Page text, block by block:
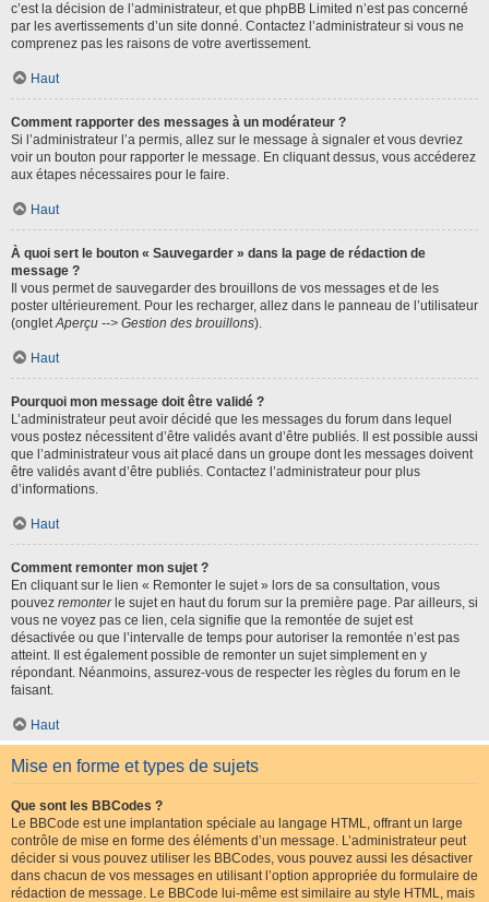
c’est la décision de l’administrateur, et que phpBB Limited n’est pas concerné
par les avertissements d’un site donné. Contactez l’administrateur si vous ne
comprenez pas les raisons de votre avertissement.
Haut
Comment rapporter des messages à un modérateur ?
Si l’administrateur l’a permis, allez sur le message à signaler et vous devriez
voir un bouton pour rapporter le message. En cliquant dessus, vous accéderez
aux étapes nécessaires pour le faire.
Haut
À quoi sert le bouton « Sauvegarder » dans la page de rédaction de
message ?
Il vous permet de sauvegarder des brouillons de vos messages et de les
poster ultérieurement. Pour les recharger, allez dans le panneau de l’utilisateur
(ongletAperçu --> Gestion des brouillons).
Haut
Pourquoi mon message doit être validé ?
L’administrateur peut avoir décidé que les messages du forum dans lequel
vous postez nécessitent d’être validés avant d’être publiés. Il est possible aussi
que l’administrateur vous ait placé dans un groupe dont les messages doivent
être validés avant d’être publiés. Contactez l’administrateur pour plus
d’informations.
Haut
Comment remonter mon sujet ?
En cliquant sur le lien « Remonter le sujet » lors de sa consultation, vous
pouvez remonterle sujet en haut du forum sur la première page. Par ailleurs, si
vous ne voyez pas ce lien, cela signifie que la remontée de sujet est
désactivée ou que l’intervalle de temps pour autoriser la remontée n’est pas
atteint. Il est également possible de remonter un sujet simplement en y
répondant. Néanmoins, assurez-vous de respecter les règles du forum en le
faisant.
Haut
Mise en forme et types de sujets
Que sont les BBCodes ?
Le BBCode est une implantation spéciale au langage HTML, offrant un large
contrôle de mise en forme des éléments d’un message. L’administrateur peut
décider si vous pouvez utiliser les BBCodes, vous pouvez aussi les désactiver
dans chacun de vos messages en utilisant l’option appropriée du formulaire de
rédaction de message. Le BBCode lui-même est similaire au style HTML, mais